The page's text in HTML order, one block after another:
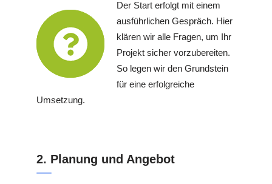
Der Start erfolgt mit einem
ausführlichen Gespräch. Hier
klären wir alle Fragen, um Ihr
Projekt sicher vorzubereiten.
So legen wir den Grundstein
für eine erfolgreiche
Umsetzung.
2. Planung und Angebot